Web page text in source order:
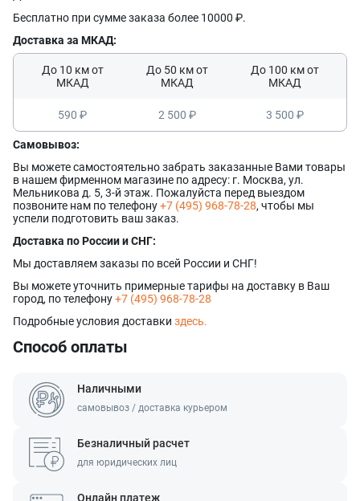
Бесплатно при сумме заказа более 10000 ₽.
Доставка за МКАД:
До 10 км от
МКАД
До 50 км от
МКАД
До 100 км от
МКАД
590 ₽ 2 500 ₽ 3 500 ₽
Самовывоз:
Вы можете самостоятельно забрать заказанные Вами товары
в нашем фирменном магазине по адресу: г. Москва, ул.
Мельникова д. 5, 3-й этаж. Пожалуйста перед выездом
позвоните нам по телефону+7 (495) 968-78-28, чтобы мы
успели подготовить ваш заказ.
Доставка по России и СНГ:
Мы доставляем заказы по всей России и СНГ!
Вы можете уточнить примерные тарифы на доставку в Ваш
город, по телефону+7 (495) 968-78-28
Подробные условия доставки здесь.
Способ оплаты
Наличными
самовывоз / доставка курьером
Безналичный расчет
для юридических лиц
Онлайн платеж
Соглашаюсь на обработку
Отправить
Наш менеджер свяжется с вами
в ближайшее время!
Соглашаюсь на обработку
Наш менеджер свяжется с вами
в ближайшее время!
Форматы файлов: .jpg, .png. Максимальный размер файла - 10 МБ.
Максимум 8 файлов
оформлении и получении заказа,согласие на обработку персональных
данных
Отправить
оформлении и получении заказа,согласие на обработку персональных
Отправить
Наш менеджер свяжется с вами
в ближайшее время!